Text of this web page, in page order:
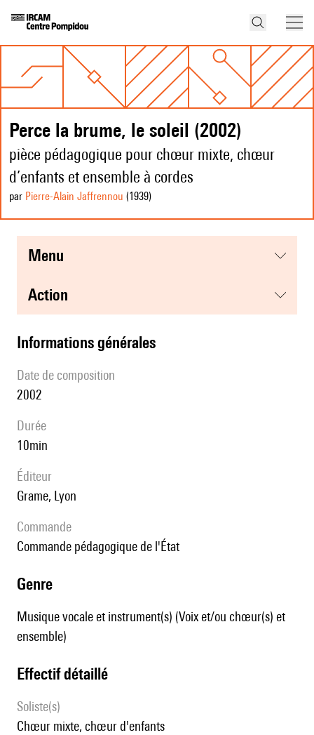
Perce la brume, le soleil (2002)
pièce pédagogique pour chœur mixte, chœur
d’enfants et ensemble à cordes
par Pierre-Alain Jaffrennou (1939)
menu
action
informations générales
date de composition
2002
durée
10min
éditeur
Grame, Lyon
Commande
commande pédagogique de l'État
genre
Musique vocale et instrument(s) (Voix et/ou chœur(s) et
ensemble)
effectif détaillé
Soliste(s)
chœur mixte, chœur d'enfants